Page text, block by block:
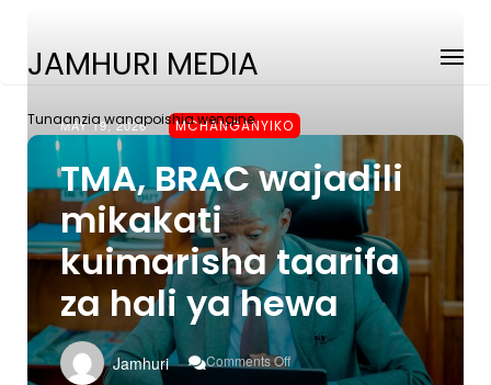
JAMHURI MEDIA
Tunaanzia wanapoishia wengine
MAY 19, 2026 MCHANGANYIKO
TMA, BRAC wajadili
mikakati
kuimarisha taarifa
za hali ya hewa
Jamhuri Comments Off
On
TMA,